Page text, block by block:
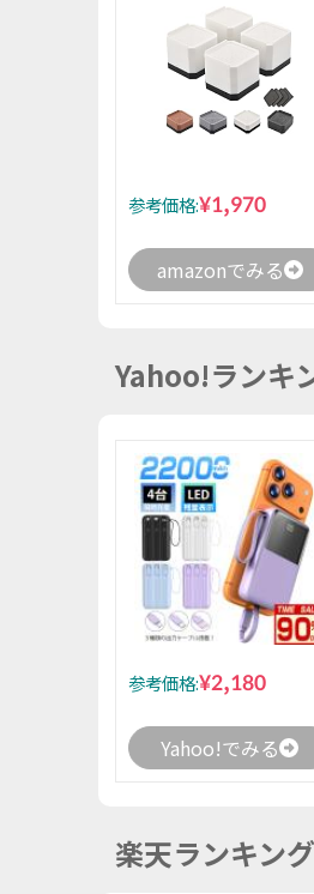
参考価格:¥1,970
amazonでみる
Yahoo!ランキ
参考価格:¥2,180
Yahoo!でみる
楽天ランキング